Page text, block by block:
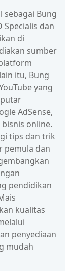
sebagai Bung
Specialis dan
di
sumber
itu, Bung
yang
AdSense,
bisnis online.
tips dan trik
pemula dan
pendidikan
kualitas
penyediaan
mudah